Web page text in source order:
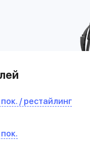
/ рестайлинг